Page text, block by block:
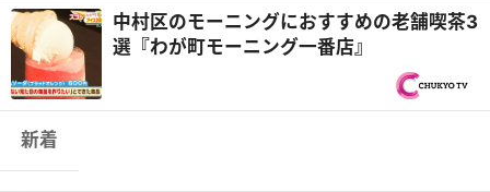
中村区のモーニングにおすすめの老舗喫茶3
選『わが町モーニング一番店』
新着